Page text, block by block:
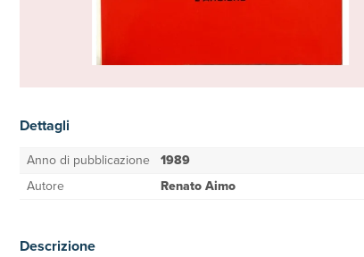
Dettagli
Anno di pubblicazione 1989
Autore
Renato Aimo
Descrizione